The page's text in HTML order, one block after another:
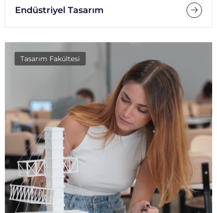
Endüstriyel Tasarım
Tasarım Fakültesi